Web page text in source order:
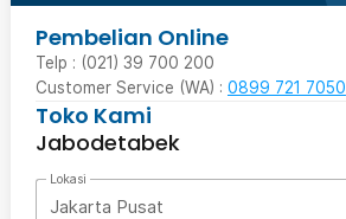
Pembelian Online
Telp : (021) 39 700 200
Customer Service (WA) : 0899 721 7050
Toko Kami
Jabodetabek
Lokasi
Jakarta Pusat